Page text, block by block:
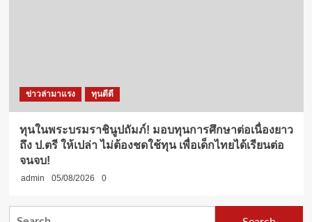
ข่าวล่ามาแรง ทุนดีดี
ทุนในพระบรมราชินูปถัมภ์! มอบทุนการศึกษาต่อเนื่องยาว
ถึง ป.ตรี ให้เปล่า ไม่ต้องชดใช้ทุน เพื่อเด็กไทยได้เรียนต่อ
จนจบ!
admin 05/08/2026 0